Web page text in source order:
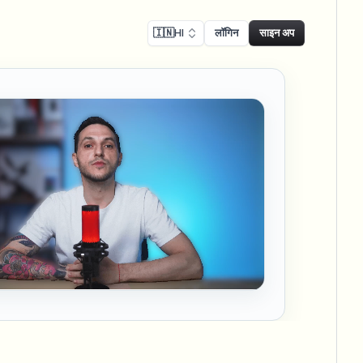
Face swap
फेस स्वैप - इमेज
Swap faces in images
फेस स्वैप - वीडियो
Swap faces in video
AI Video Object
Remover
NEW
Remove objects with scene fill
ब्लर
& demo redaction
ब्लर
compliant redaction
इंटरव्यू
& face privacy
स्ट्रीम ब्लर
🇮🇳HI लॉगिन साइन अप